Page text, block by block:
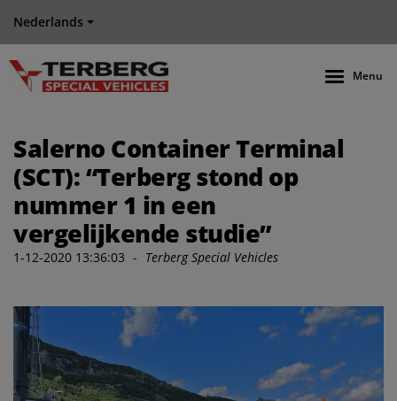
Nederlands
Menu
Salerno Container Terminal
(SCT): “Terberg stond op
nummer 1 in een
vergelijkende studie”
1-12-2020 13:36:03 - Terberg Special Vehicles